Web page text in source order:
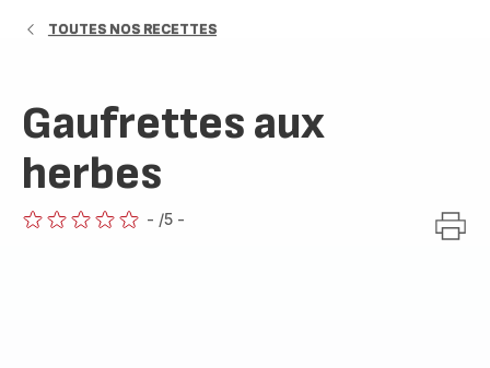
TOUTES NOS RECETTES
Gaufrettes aux
herbes
- /5 -